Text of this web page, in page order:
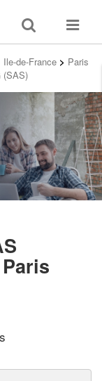
Toggle
search
Toggle
Ile-de-France > Paris
(SAS)